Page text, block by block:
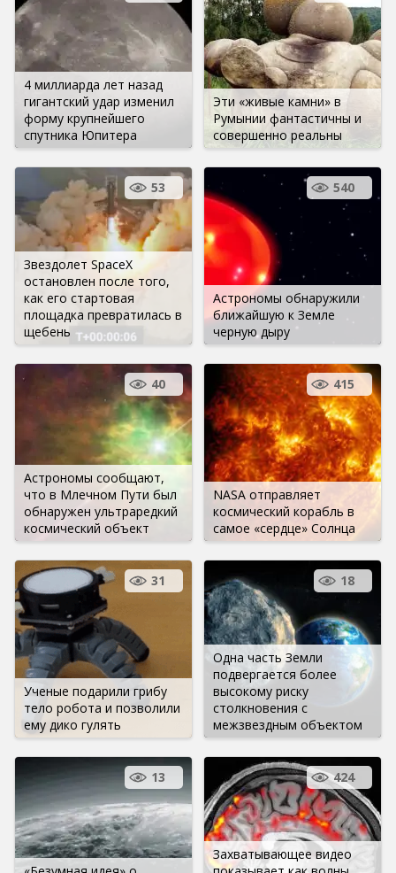
4 миллиарда лет назад
гигантский удар изменил
форму крупнейшего
спутника Юпитера
Эти «живые камни» в
Румынии фантастичны и
совершенно реальны
Звездолет SpaceX
остановлен после того,
как его стартовая
площадка превратилась в
щебень
53
Астрономы обнаружили
ближайшую к Земле
черную дыру
540
Астрономы сообщают,
что в Млечном Пути был
обнаружен ультраредкий
космический объект
40
NASA отправляет
космический корабль в
самое «сердце» Солнца
415
Ученые подарили грибу
тело робота и позволили
ему дико гулять
31
Одна часть Земли
подвергается более
высокому риску
столкновения с
межзвездным объектом
18
13
Захватывающее видео
424